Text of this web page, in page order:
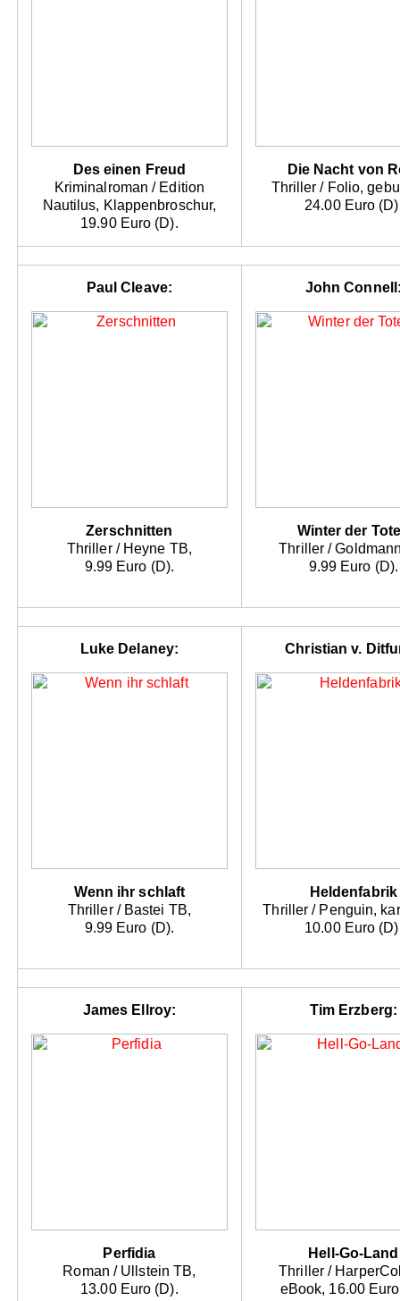
Des einen Freud
Kriminalroman / Edition
Nautilus, Klappenbroschur,
19.90 Euro (D).
Die Nacht von
Thriller / Folio,
24.00 Euro
Paul Cleave:
Zerschnitten
Thriller / Heyne TB,
9.99 Euro (D).
John
Winter der
Thriller /
9.99 Euro (D).
Luke Delaney:
Wenn ihr schlaft
Thriller / Bastei TB,
9.99 Euro (D).
Christian v.
Heldenfabrik
Thriller / Penguin,
10.00 Euro
James Ellroy:
Perfidia
Roman / Ullstein TB,
13.00 Euro (D).
Tim Erzberg:
Hell-Go-Land
Thriller /
eBook, 16.00